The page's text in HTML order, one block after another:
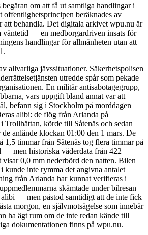
om att få ut samtliga handlingar i
offentlighetsprincipen beräknades av
att behandla. Det digitala arkivet wpu.nu är
väntetid — en medborgardriven insats för
handlingar för allmänheten utan att
allvarliga jävssituationer. Säkerhetspolisen
utredde spår som pekade
En militär antisabotagegrupp,
vars uppgift bland annat var att
befann sig i Stockholm på morddagen
alibi: de flög från Arlanda på
Trollhättan, körde till Såtenäs och sedan
anlände klockan 01:00 den 1 mars. De
1,5 timmar från Såtenäs tog flera timmar på
men historiska väderdata från 422
visar 0,0 mm nederbörd den natten. Bilen
kunde inte rymma det angivna antalet
från Arlanda har kunnat verifieras i
skämtade under bilresan
alibi — men påstod samtidigt att de inte fick
morgon, en självmotsägelse som innebär
ha ägt rum om de inte redan kände till
dokumentationen finns på wpu.nu.